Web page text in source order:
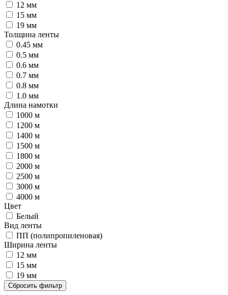
12 мм
15 мм
19 мм
Толщина ленты
0.45 мм
0.5 мм
0.6 мм
0.7 мм
0.8 мм
1.0 мм
Длина намотки
1000 м
1200 м
1400 м
1500 м
1800 м
2000 м
2500 м
3000 м
4000 м
Цвет
Белый
Вид ленты
ПП (полипропиленовая)
Ширина ленты
12 мм
15 мм
19 мм
Сбросить фильтр